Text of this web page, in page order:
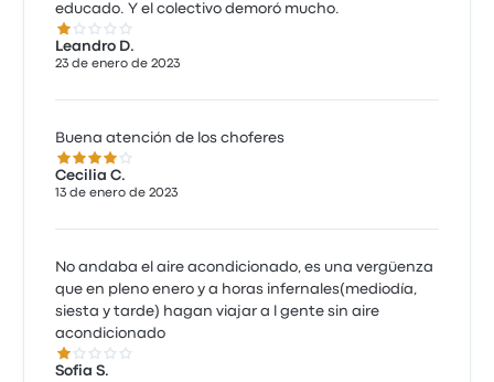
educado. Y el colectivo demoró mucho.
1.0 de 5 estrellas
Leandro D.
23 de enero de 2023
Buena atención de los choferes
4.0 de 5 estrellas
Cecilia C.
13 de enero de 2023
No andaba el aire acondicionado, es una vergüenza
que en pleno enero y a horas infernales(mediodía,
siesta y tarde) hagan viajar a l gente sin aire
acondicionado
1.0 de 5 estrellas
Sofia S.